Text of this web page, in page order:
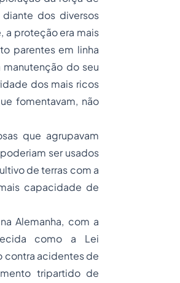
dos diversos
a proteção era mais
parentes em linha
do seu
dos mais ricos
fomentavam, não
que agrupavam
ser usados
de terras com a
capacidade de
Alemanha, com a
como a Lei
contra acidentes de
tripartido de